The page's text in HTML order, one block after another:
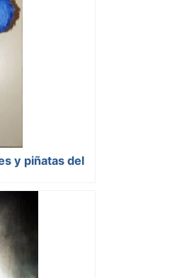
y piñatas del